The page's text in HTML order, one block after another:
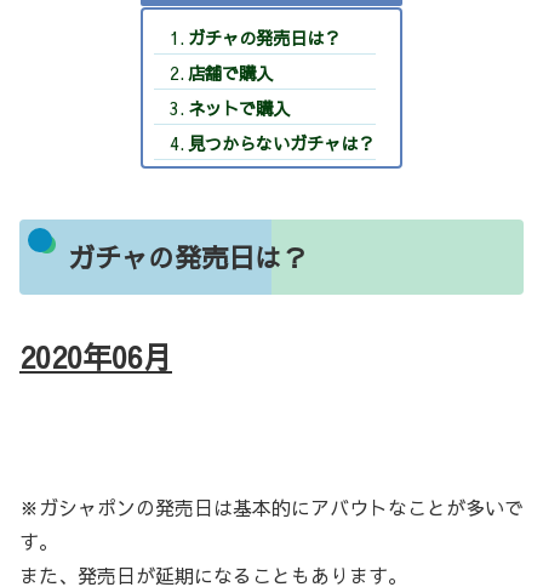
ガチャの発売日は？
店舗で購入
ネットで購入
見つからないガチャは？
ガチャの発売日は？
2020年06月
※ガシャポンの発売日は基本的にアバウトなことが多いで
す。
また、発売日が延期になることもあります。